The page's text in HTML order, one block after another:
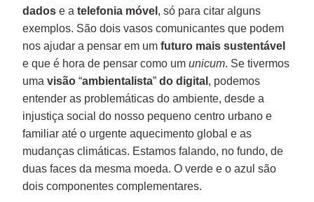
dados e atelefonia móvel , só para citar alguns
exemplos. São dois vasos comunicantes que podem
nos ajudar a pensar em umfuturo mais sustentável
e que é hora de pensar como umunicum. Se tivermos
umavisão “ambientalista”do digital , podemos
entender as problemáticas do ambiente, desde a
injustiça social do nosso pequeno centro urbano e
familiar até o urgente aquecimento global e as
mudanças climáticas. Estamos falando, no fundo, de
duas faces da mesma moeda. O verde e o azul são
dois componentes complementares.